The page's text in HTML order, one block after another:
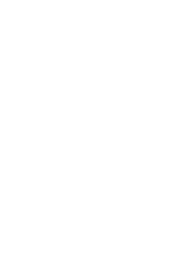
auf Informationen auf einem Endgerät
Daten zur Auswahl von Werbeanzeigen